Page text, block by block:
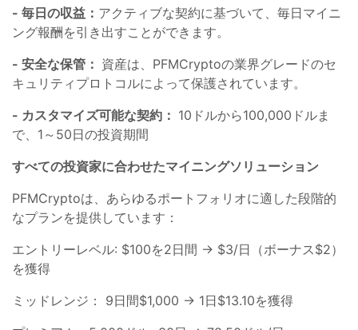
- 毎日の収益： アクティブな契約に基づいて、毎日マイニ
ング報酬を引き出すことができます。
- 安全な保管： 資産は、PFMCryptoの業界グレードのセ
キュリティプロトコルによって保護されています。
- カスタマイズ可能な契約： 10ドルから100,000ドルま
で、1～50日の投資期間
すべての投資家に合わせたマイニングソリューション
PFMCryptoは、あらゆるポートフォリオに適した段階的
なプランを提供しています：
エントリーレベル: $100を2日間 → $3/日（ボーナス$2）
を獲得
ミッドレンジ： 9日間$1,000 → 1日$13.10を獲得